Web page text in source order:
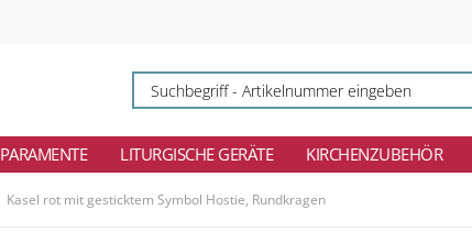
PARAMENTE LITURGISCHE GERÄTE KIRCHENZUBEHÖR
Kasel rot mit gesticktem Symbol Hostie, Rundkragen